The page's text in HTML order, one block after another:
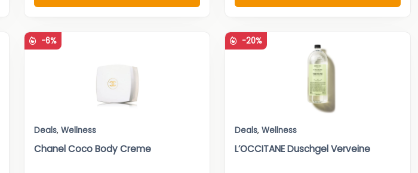
-6%
Deals, Wellness
Chanel Coco Body Creme
-20%
Deals, Wellness
L’OCCITANE Duschgel Verveine